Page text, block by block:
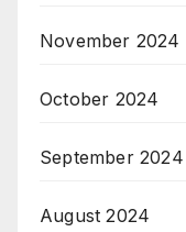
November 2024
October 2024
September 2024
August 2024